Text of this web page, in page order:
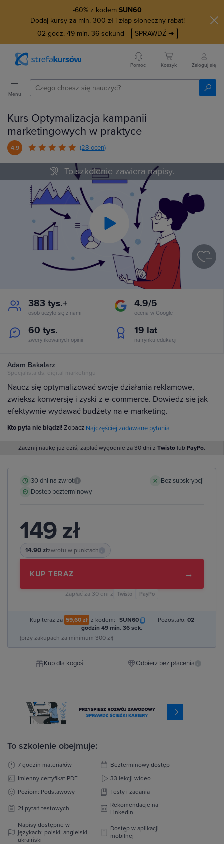
-60% z kodem SUN60
Dodaj kursy za min. 300 zł i złap słoneczny rabat!
02 godz. 49 min. 35 sekund SPRAWDŹ ➜
Pomoc Koszyk Zaloguj się
Menu
Kurs Optymalizacja kampanii
marketingowych w praktyce
4.9 (28 ocen)
Play
To szkolenie zawiera napisy.
383 tys.+
osób uczyło się z nami
4.9/5
ocena w Google
60 tys.
zweryfikowanych opinii
19 lat
na rynku edukacji
Adam Bakalarz
Specjalista ds. digital marketingu
Naucz się optymalizować swoje działania reklamowe,
zwiększ konwersję i zyski z e-commerce. Dowiedz się jak
efektywnie wydawać budżety na e-marketing.
Kto pyta nie błądzi!Zobacz Najczęściej zadawane pytania
Zacznij naukę już dziś, zapłać wygodnie za 30 dni z Twisto lub PayPo.
30 dni na zwrot i
Bez subskrypcji
Dostęp bezterminowy
149 zł
14.90 złzwrotu w punktach
KUP TERAZ →
Zapłać za 30 dni z Twisto PayPo
Kup teraz za 59,60 zł z kodem: SUN60 Pozostało: 02
godzin 49 min. 35 sek.
(przy zakupach za minimum 300 zł)
Kup dla kogoś Odbierz bez płacenia i
To szkolenie obejmuje:
7 godzin materiałów
Bezterminowy dostęp
Imienny certyfikat PDF
33 lekcji wideo
Poziom: Podstawowy
Testy i zadania
21 pytań testowych
Rekomendacje na
LinkedIn
Napisy dostępne w
językach: polski, angielski,
ukraiński
Dostęp w aplikacji
mobilnej